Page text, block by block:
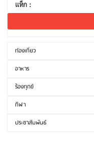
แท็ก :
ท่องเที่ยว
อาหาร
ร้องทุกข์
กีฬา
ประชาสัมพันธ์